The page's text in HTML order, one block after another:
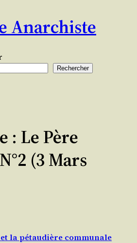
Anarchiste
Rechercher
: Le Père
(3 Mars
la pétaudière communale